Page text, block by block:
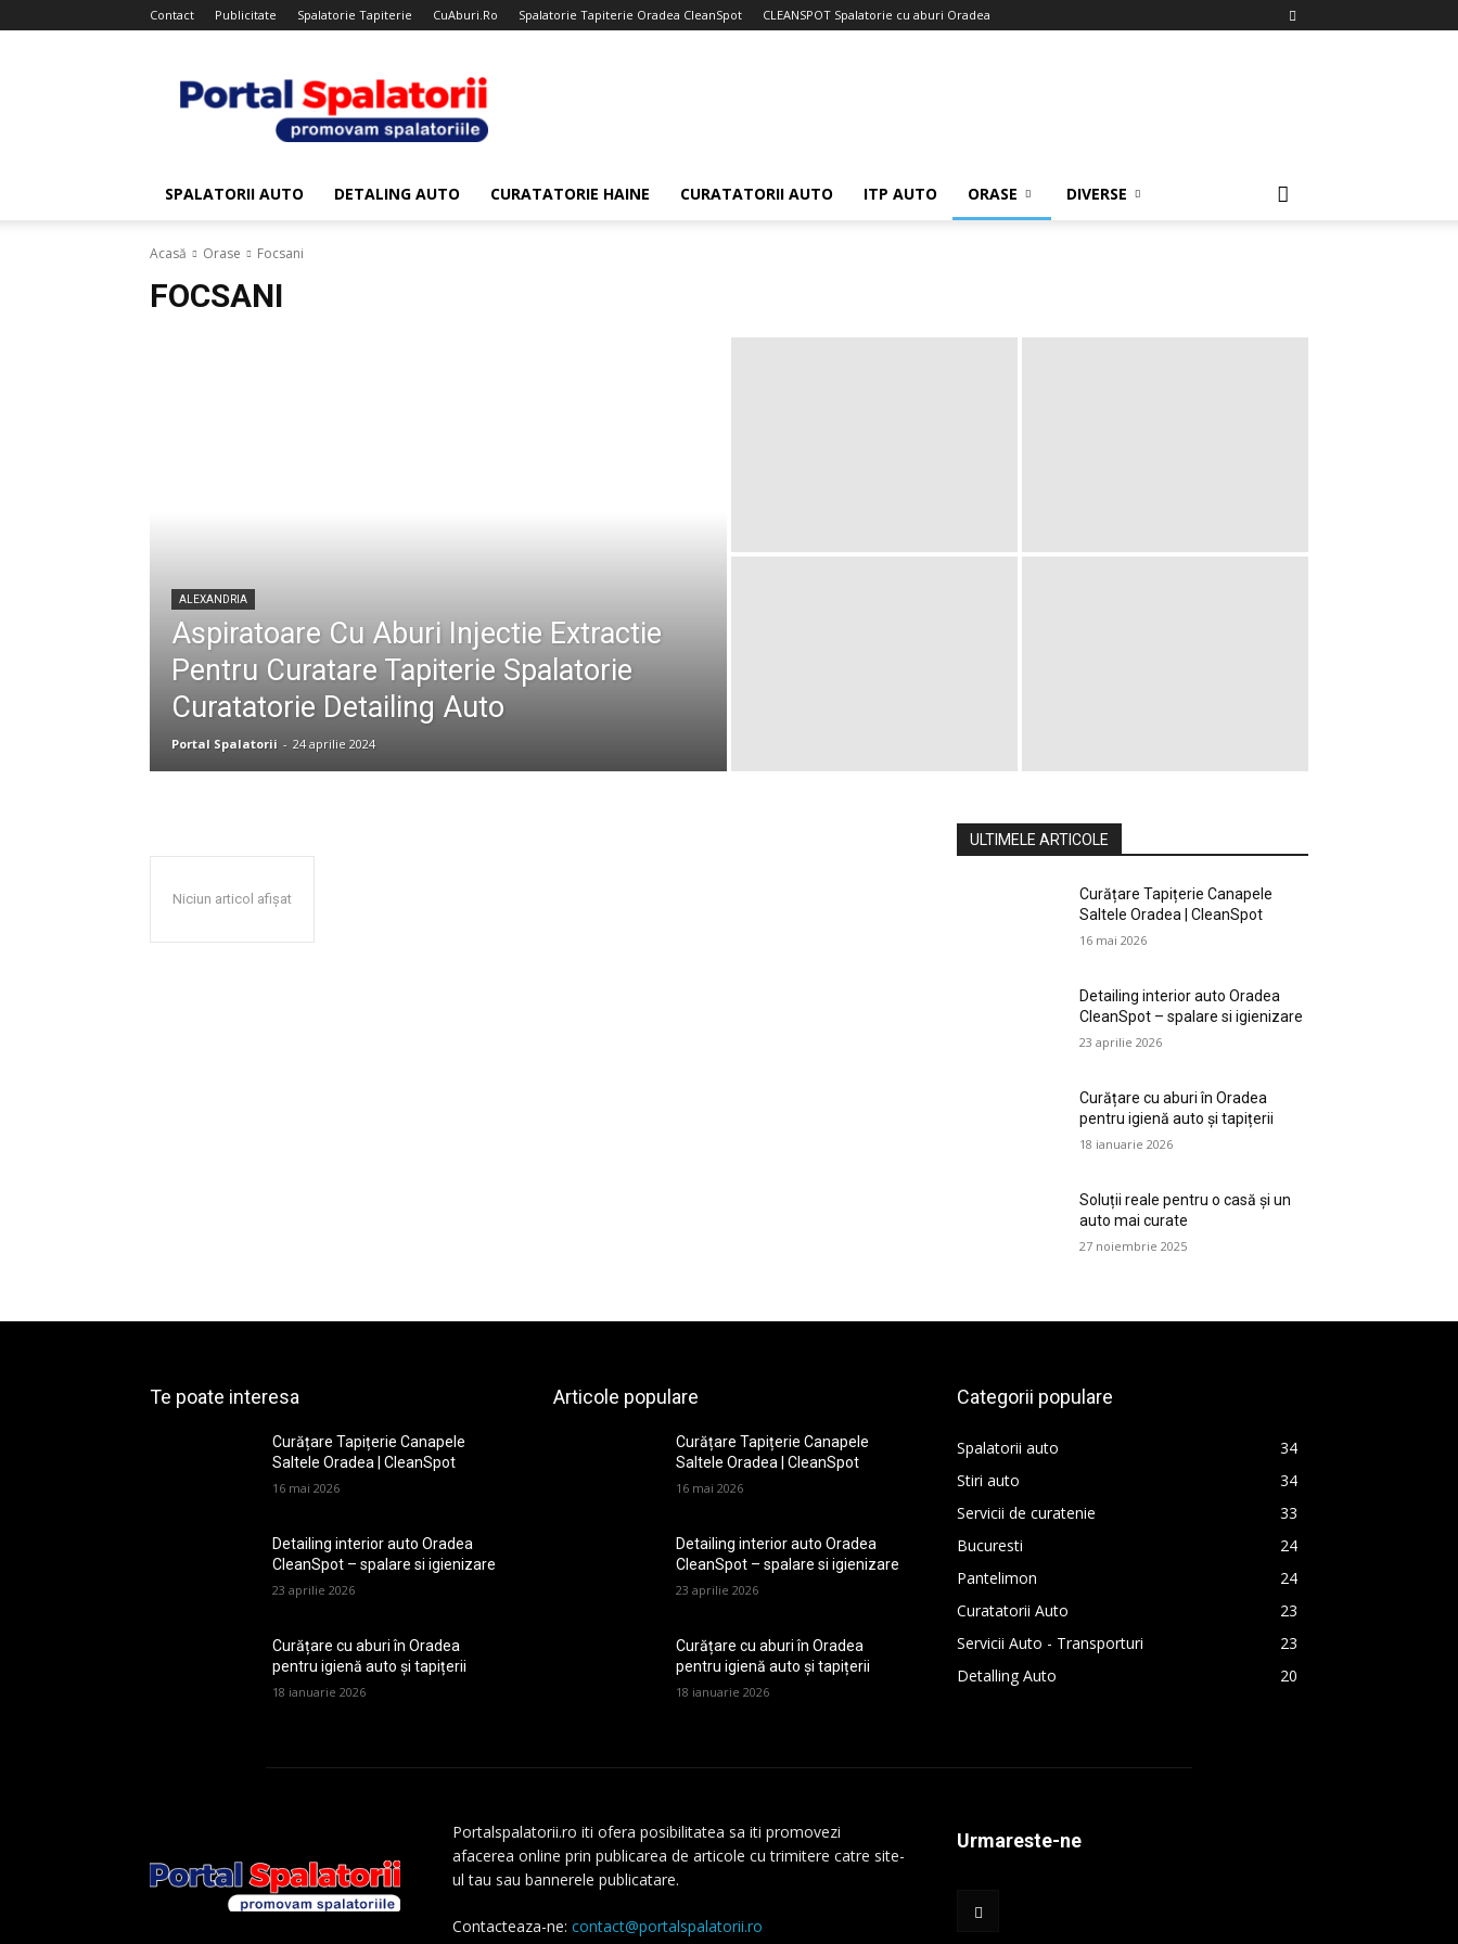
Contact Publicitate Spalatorie Tapiterie CuAburi.Ro Spalatorie Tapiterie Oradea CleanSpot CLEANSPOT Spalatorie cu aburi Oradea
Spalatorii
SPALATORII AUTO DETALING AUTO CURATATORIE HAINE CURATATORII AUTO ITP AUTO ORASE DIVERSE
Acasă Orase Focsani
FOCSANI
ALEXANDRIA
Aspiratoare Cu Aburi Injectie Extractie
Pentru Curatare Tapiterie Spalatorie
Curatatorie Detailing Auto
Portal Spalatorii - 24 aprilie 2024
Niciun articol afișat
ULTIMELE ARTICOLE
Curățare Tapițerie Canapele
Saltele Oradea | CleanSpot
16 mai 2026
Detailing interior auto Oradea
CleanSpot – spalare si igienizare
23 aprilie 2026
Curățare cu aburi în Oradea
pentru igienă auto și tapițerii
18 ianuarie 2026
Soluții reale pentru o casă și un
auto mai curate
27 noiembrie 2025
Te poate interesa
Curățare Tapițerie Canapele
Saltele Oradea | CleanSpot
16 mai 2026
Detailing interior auto Oradea
CleanSpot – spalare si igienizare
23 aprilie 2026
Curățare cu aburi în Oradea
pentru igienă auto și tapițerii
18 ianuarie 2026
Articole populare
Curățare Tapițerie Canapele
Saltele Oradea | CleanSpot
16 mai 2026
Detailing interior auto Oradea
CleanSpot – spalare si igienizare
23 aprilie 2026
Curățare cu aburi în Oradea
pentru igienă auto și tapițerii
18 ianuarie 2026
Categorii populare
Spalatorii auto
34
Stiri auto
34
Servicii de curatenie
33
Bucuresti
24
Pantelimon
24
Curatatorii Auto
23
Servicii Auto - Transporturi
23
Detalling Auto
20
Portalspalatorii.ro iti ofera posibilitatea sa iti promovezi
afacerea online prin publicarea de articole cu trimitere catre site-
ul tau sau bannerele publicatare.
Contacteaza-ne: contact@portalspalatorii.ro
Urmareste-ne